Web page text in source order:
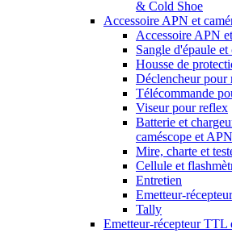
& Cold Shoe
Accessoire APN et
Accessoire APN
Sangle d'épaule
Housse de
Déclencheur pour
Télécommande
Viseur pour reflex
Batterie et
caméscope et APN
Mire, charte et
Cellule et
Entretien
Emetteur-
Tally
Emetteur-récepteur TTL